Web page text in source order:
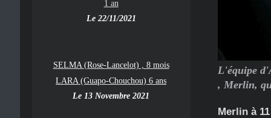
L'équipe
, Merlin,
Merlin à
1 an
Le 22/11/2021
SELMA (Rose-Lancelot) , 8 mois
LARA (Guapo-Chouchou) 6 ans
Le 13 Novembre 2021